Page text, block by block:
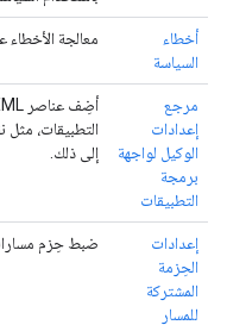
أخطاء
السياسة
معالجة الأخطاء
مرجع
إعدادات
الوكيل لواجهة
برمجة
التطبيقات
التطبيقات، مثل
إلى ذلك.
إعدادات
الحِزمة
المشتركة
للمسار
ضبط حِزم مسارات